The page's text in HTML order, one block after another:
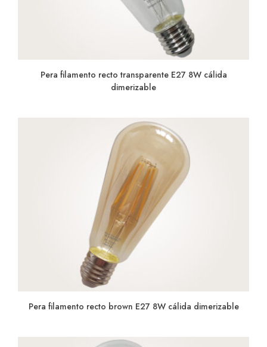
Pera filamento recto transparente E27 8W cálida
dimerizable
Pera filamento recto brown E27 8W cálida dimerizable